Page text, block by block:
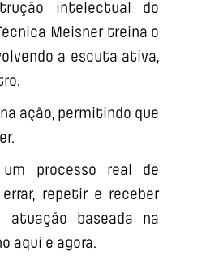
intelectual do
Meisner treina o
a escuta ativa,
ação, permitindo que
processo real de
repetir e receber
atuação baseada na
aqui e agora.